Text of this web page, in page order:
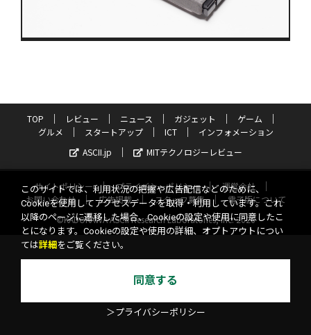
TOP レビュー ニュース ガジェット
ゲーム
グルメ
スタートアップ ICT
インフォメーション
ASCII.jp
MITテクノロジーレビュー
サイトポリシー プライバシーポリシー
運営会社
お問い合わせ
広告掲載 スタッフ募集
電子版について
©KADOKAWA ASCII Research Laboratories, Inc. 2026
このサイトでは、利用状況の把握や広告配信などのために、
Cookieを使用してアクセスデータを取得・利用しています。これ
以降のページに遷移した場合、Cookieの設定や使用に同意したこ
とになります。Cookieの設定や使用の詳細、オプトアウトについ
ては詳細 をご覧ください。
同意する
＞プライバシーポリシー